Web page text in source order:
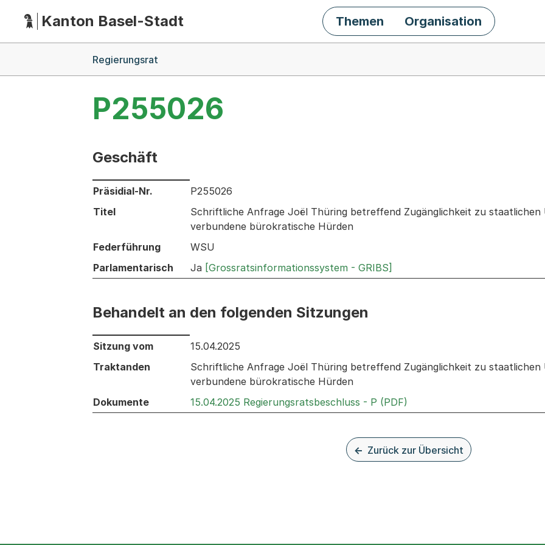
HauptnavigationKanton Basel-Stadt Themen Organisation
Regierungsrat
P255026
Geschäft
Informationen zum Ausgewählten Geschäft
Präsidial-Nr.
P255026
Titel
Schriftliche Anfrage Joël Thüring betreffend Zugänglichkeit zu
verbundene bürokratische Hürden
Federführung
WSU
Parlamentarisch
Ja [Grossratsinformationssystem - GRIBS]
Behandelt an den folgenden Sitzungen
Behandelt an den folgenden Sitzungen: Informationen zu den Sitzungen zum Geschäft
Sitzung vom
15.04.2025
Traktanden
Schriftliche Anfrage Joël Thüring betreffend Zugänglichkeit zu
verbundene bürokratische Hürden
Dokumente
15.04.2025 Regierungsratsbeschluss - P (PDF)
Zurück zur Übersicht